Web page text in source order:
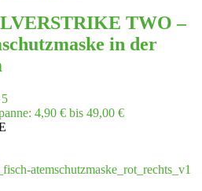
TWO –
in der
4,90 € bis 49,00 €